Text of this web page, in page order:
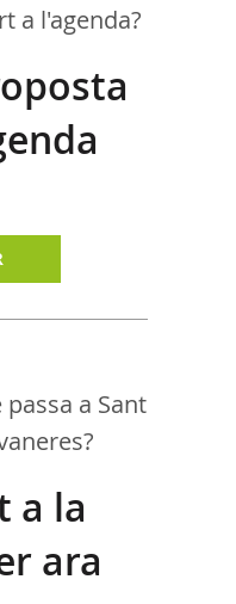
a l'agenda?
a Sant
a la
ara